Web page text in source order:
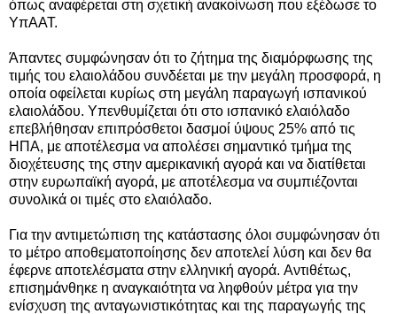
όπως αναφέρεται στη σχετική ανακοίνωση που εξέδωσε το
ΥπΑΑΤ.
Άπαντες συμφώνησαν ότι το ζήτημα της διαμόρφωσης της
τιμής του ελαιολάδου συνδέεται με την μεγάλη προσφορά, η
οποία οφείλεται κυρίως στη μεγάλη παραγωγή ισπανικού
ελαιολάδου. Υπενθυμίζεται ότι στο ισπανικό ελαιόλαδο
επεβλήθησαν επιπρόσθετοι δασμοί ύψους 25% από τις
ΗΠΑ, με αποτέλεσμα να απολέσει σημαντικό τμήμα της
διοχέτευσης της στην αμερικανική αγορά και να διατίθεται
στην ευρωπαϊκή αγορά, με αποτέλεσμα να συμπιέζονται
συνολικά οι τιμές στο ελαιόλαδο.
Για την αντιμετώπιση της κατάστασης όλοι συμφώνησαν ότι
το μέτρο αποθεματοποίησης δεν αποτελεί λύση και δεν θα
έφερνε αποτελέσματα στην ελληνική αγορά. Αντιθέτως,
επισημάνθηκε η αναγκαιότητα να ληφθούν μέτρα για την
ενίσχυση της ανταγωνιστικότητας και της παραγωγής της